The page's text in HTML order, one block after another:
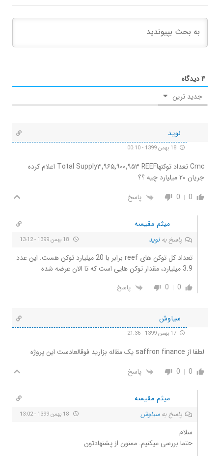
۴دیدگاه
جدید ترین
نوید
Cmc تعداد توکنهاTotal Supply۳٬۹۶۵٬۹۰۰٬۹۵۳ REEF اعلام کرده
جریان ۲۰ میلیارد چیه ؟؟
0
0 پاسخ
میثم مقیسه
پاسخ بهنوید
تعداد کل توکن های reef برابر با 20 میلیارد توکن هست. این عدد
3.9 میلیارد، مقدار توکن هایی است که تا الان عرضه شده
0
0 پاسخ
سیاوش
لطفا از saffron finance یک مقاله بزارید فوقالعادست این پروژه
0
0 پاسخ
میثم مقیسه
پاسخ بهسیاوش
سلام
حتما بررسی میکنیم. ممنون از پشنهادتون